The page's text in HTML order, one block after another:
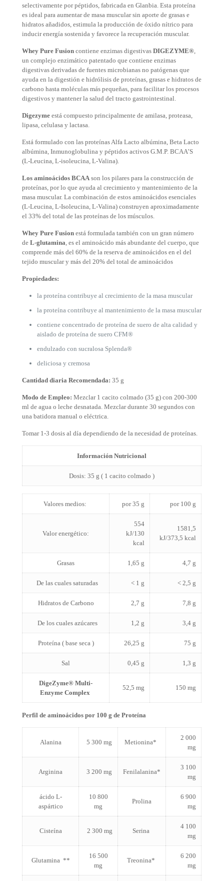
selectivamente por péptidos, fabricada en Glanbia. Esta proteína
es ideal para aumentar de masa muscular sin aporte de grasas e
hidratos añadidos, estimula la producción de óxido nítrico para
inducir energía sostenida y favorece la recuperación muscular.
Whey Pure Fusioncontiene enzimas digestivasDIGEZYME®,
un complejo enzimático patentado que contiene enzimas
digestivas derivadas de fuentes microbianas no patógenas que
ayuda en la digestión e hidrólisis de proteínas, grasas e hidratos de
carbono hasta moléculas más pequeñas, para facilitar los procesos
digestivos y mantener la salud del tracto gastrointestinal.
Digezyme está compuesto principalmente de amilasa, proteasa,
lipasa, celulasa y lactasa.
Está formulado con las proteínas Alfa Lacto albúmina, Beta Lacto
albúmina, Inmunoglobulina y péptidos activos G.M.P. BCAA’S
(L-Leucina, L-isoleucina, L-Valina).
Los aminoácidos BCAAson los pilares para la construcción de
proteínas, por lo que ayuda al crecimiento y mantenimiento de la
masa muscular. La combinación de estos aminoácidos esenciales
(L-Leucina, L-Isoleucina, L-Valina) construyen aproximadamente
el 33% del total de las proteínas de los músculos.
Whey Pure Fusion está formulada también con un gran número
deL-glutamina,es el aminoácido más abundante del cuerpo, que
comprende más del 60% de la reserva de aminoácidos en el del
tejido muscular y más del 20% del total de aminoácidos
Propiedades:
la proteína contribuye al crecimiento de la masa muscular
la proteína contribuye al mantenimiento de la masa muscular
contiene concentrado de proteína de suero de alta calidad y
aislado de proteína de suero CFM®
endulzado con sucralosa Splenda®
deliciosa y cremosa
Cantidad diaria Recomendada: 35 g
Modo de Empleo: Mezclar 1 cacito colmado (35 g) con 200-300
ml de agua o leche desnatada. Mezclar durante 30 segundos con
una batidora manual o eléctrica.
Tomar 1-3 dosis al día dependiendo de la necesidad de proteínas.
Información Nutricional
Dosis: 35 g ( 1cacito colmado)
Valores medios: por 35 g por 100 g
Valor energético:
554
kJ/130
kcal
1581,5
kJ/373,5 kcal
Grasas 1,65 g 4,7 g
De las cuales saturadas ˂ 1 g ˂ 2,5 g
Hidratos de Carbono 2,7 g 7,8 g
De los cuales azúcares 1,2 g 3,4 g
Proteína ( base seca ) 26,25 g 75 g
Sal 0,45 g 1,3 g
DigeZyme® Multi-
Enzyme Complex
52,5 mg 150 mg
Perfil de aminoácidos por 100 g de Proteína
Alanina 5 300 mg Metionina*
2 000
mg
Arginina 3 200 mg Fenilalanina*
3 100
mg
ácido L-
aspártico
10 800
mg
Prolina
6 900
mg
Cisteína 2 300 mg Serina
4 100
mg
Glutamina **
16 500
mg
Treonina*
6 200
mg